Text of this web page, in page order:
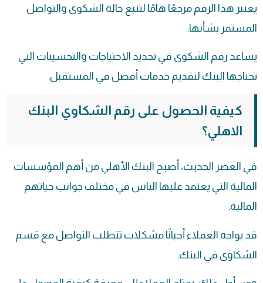
يعتبر هذا الرقم مرجعًا هامًا لتتبع حالة الشكوى والتواصل
المستمر بشأنها.
يساعد رقم الشكوى في تحديد الاحتياجات والتحسينات التي
تحتاجها البنك لتقديم خدمات أفضل في المستقبل.
كيفية الحصول على رقم الشكاوي البنك
الاهلي؟
في العصر الحديث، أصبح البنك الأهلي من أهم المؤسسات
المالية التي يعتمد عليها الناس في مختلف جوانب حياتهم
المالية.
قد يواجه العملاء أحيانًا مشكلات تتطلب التواصل مع قسم
الشكاوى في البنك.